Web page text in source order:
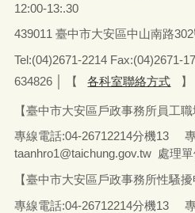
12:00-13:.30
439011 臺中市大安區中山南路
Tel:(04)2671-2214 Fax:(04)2671-
634826
【 各科室聯絡方式 】
【臺中市大安區戶政事務所員工職
專線電話:04-26712214分機13
taanhro1@taichung.gov.tw 處理
【臺中市大安區戶政事務所性騷擾
專線電話:04-26712214分機13